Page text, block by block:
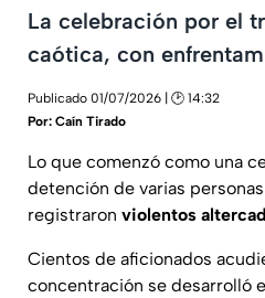
La celebración por el
caótica, con
Publicado 01/07/2026 | 🕑 14:32
Por: Caín Tirado
Lo que comenzó como una
detención de varias
registraron violentos
Cientos de aficionados
concentración se desarrolló